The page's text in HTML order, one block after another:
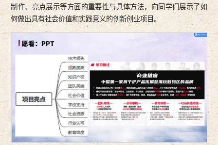
制作、亮点展示等方面的重要性与具体方法，向同学们展示了如
何做出具有社会价值和实践意义的创新创业项目。